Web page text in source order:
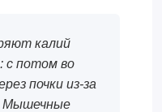
калий
с потом во
почки из-за
Мышечные